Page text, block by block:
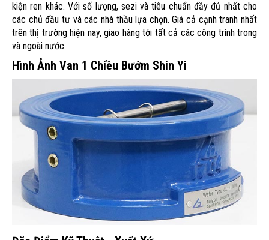
kiện ren khác. Với số lượng, sezi và tiêu chuẩn đầy đủ nhất cho
các chủ đầu tư và các nhà thầu lựa chọn. Giá cả cạnh tranh nhất
trên thị trường hiện nay, giao hàng tới tất cả các công trình trong
và ngoài nước.
Hình Ảnh Van 1 Chiều Bướm Shin Yi